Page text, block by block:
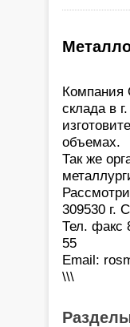
Компания
склада в
объемах.
Так же
309530 г.
Тел. факс
55
Email:
\\\